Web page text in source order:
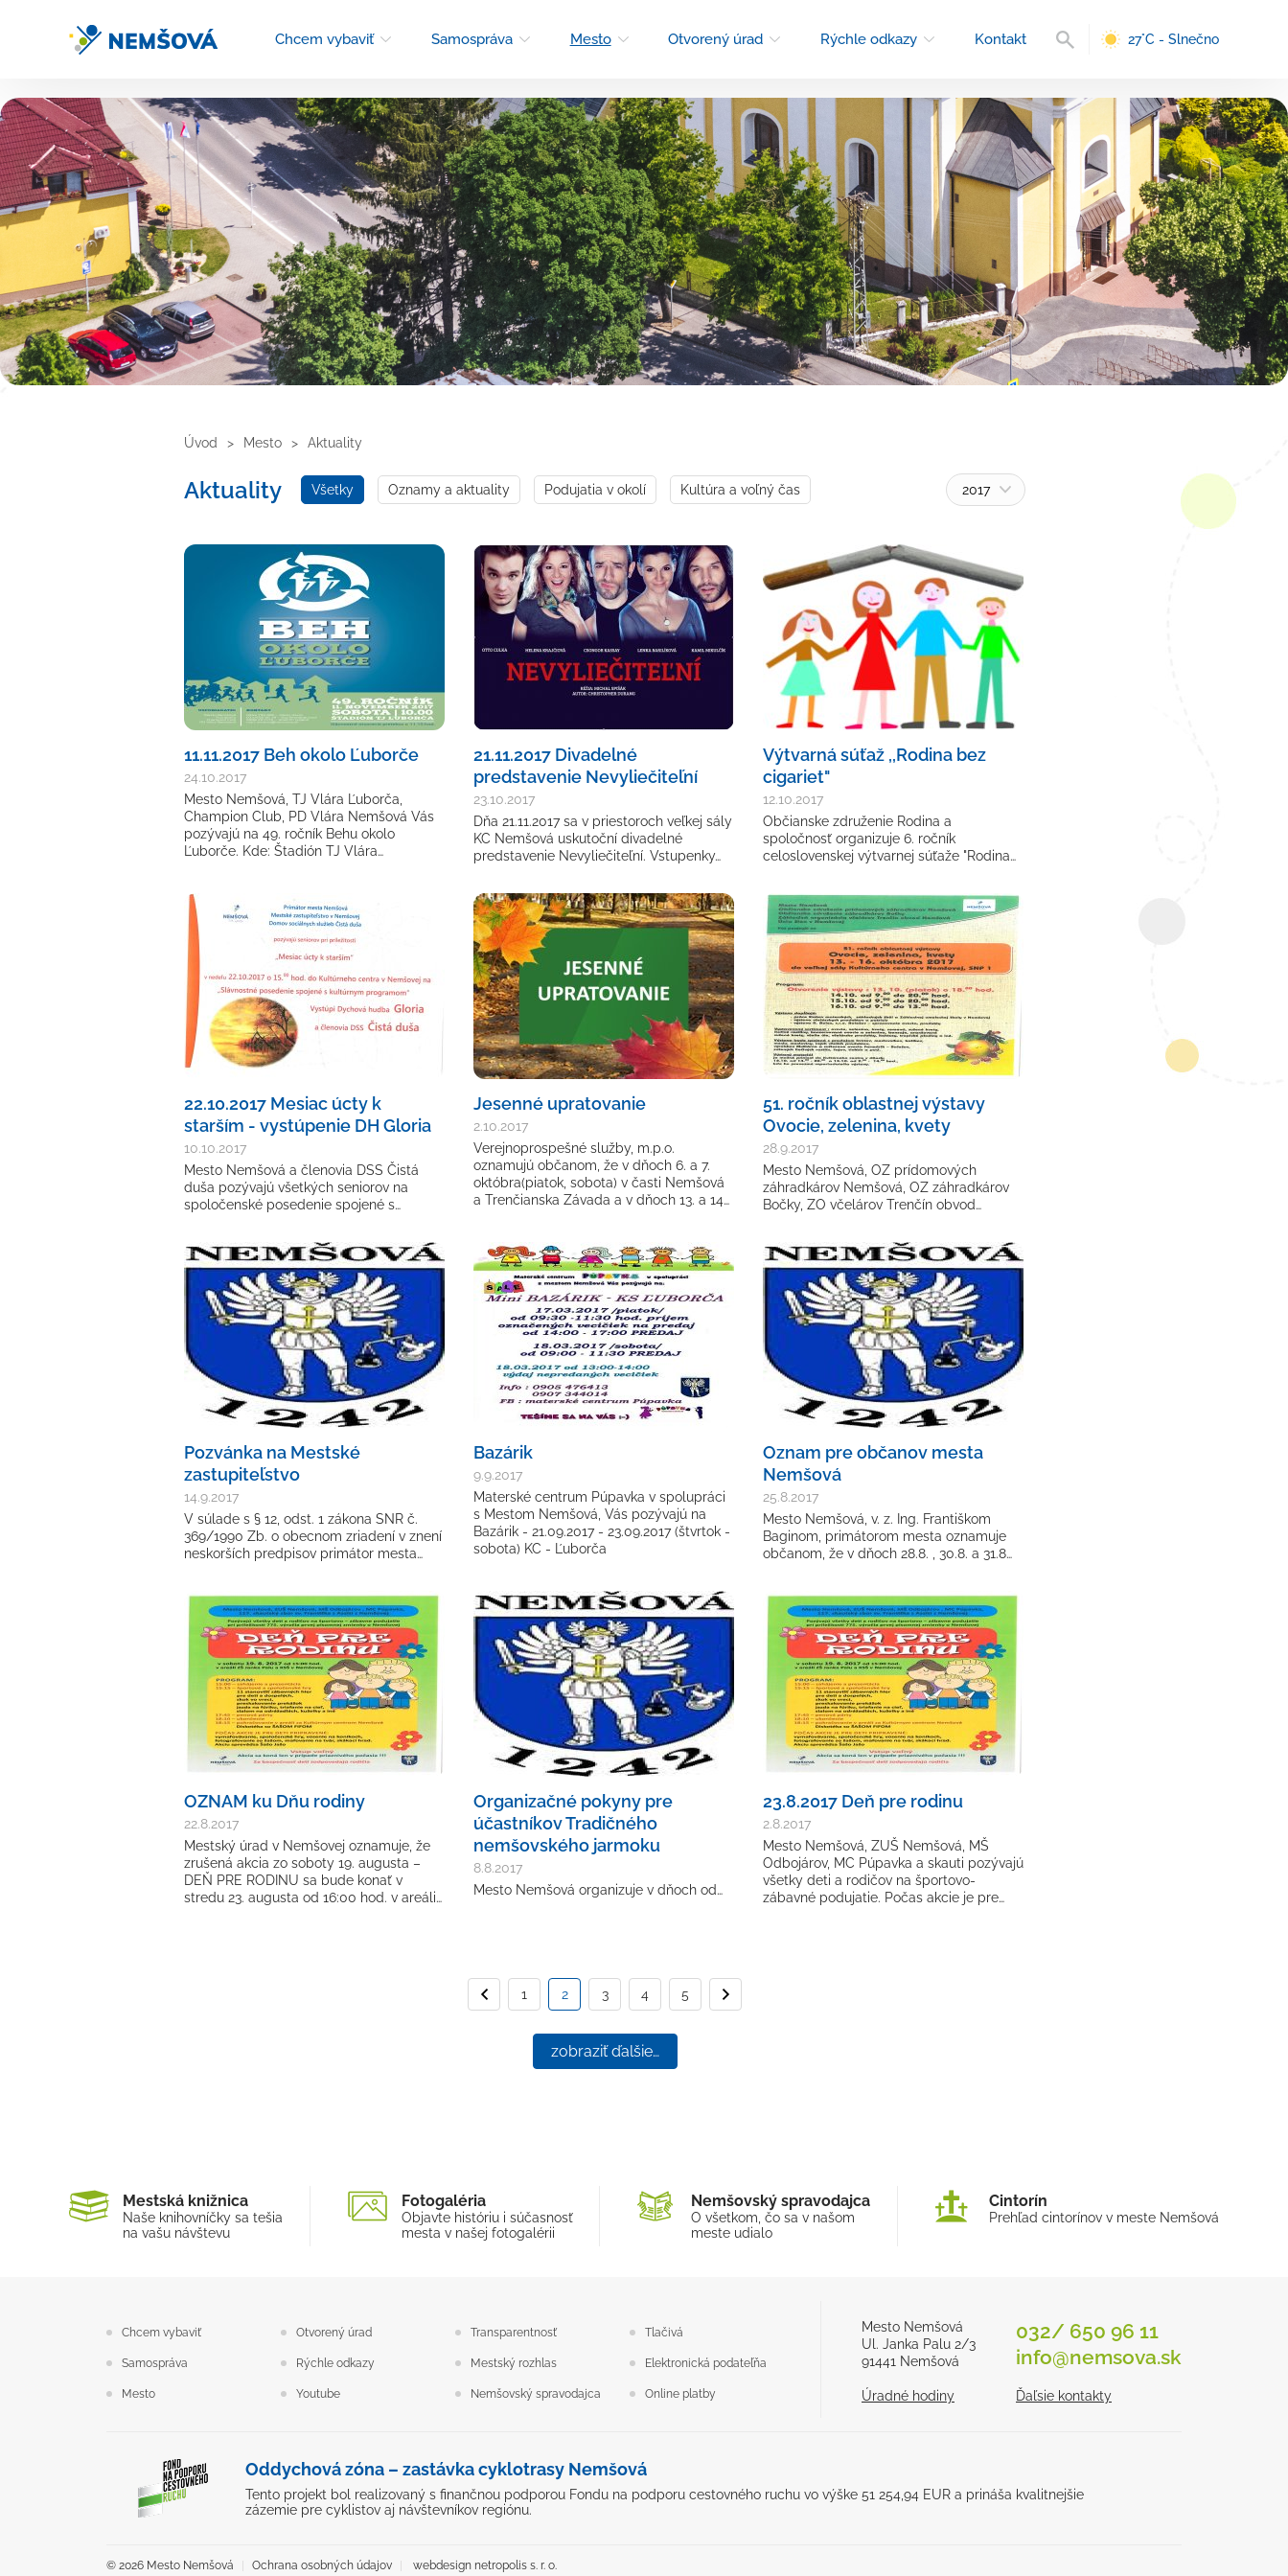
Chcem vybaviť Samospráva Mesto Otvorený úrad Rýchle odkazy Kontakt Vyhľadávanie
27°C - Slnečno
Úvod Mesto Aktuality
Aktuality Všetky Oznamy a aktuality Podujatia v okolí Kultúra a voľný čas 2017
11.11.2017 Beh okolo Ľuborče
24.10.2017
Mesto Nemšová, TJ Vlára Ľuborča,
Champion Club, PD Vlára Nemšová Vás
pozývajú na 49. ročník Behu okolo
Ľuborče. Kde: Štadión TJ Vlára…
21.11.2017 Divadelné
predstavenie Nevyliečiteľní
23.10.2017
Dňa 21.11.2017 sa v priestoroch veľkej sály
KC Nemšová uskutoční divadelné
predstavenie Nevyliečiteľní. Vstupenky…
Výtvarná súťaž ,,Rodina bez
cigariet"
12.10.2017
Občianske združenie Rodina a
spoločnosť organizuje 6. ročník
celoslovenskej výtvarnej súťaže "Rodina…
22.10.2017 Mesiac úcty k
starším - vystúpenie DH Gloria
10.10.2017
Mesto Nemšová a členovia DSS Čistá
duša pozývajú všetkých seniorov na
spoločenské posedenie spojené s…
Jesenné upratovanie
2.10.2017
Verejnoprospešné služby, m.p.o.
oznamujú občanom, že v dňoch 6. a 7.
októbra(piatok, sobota) v časti Nemšová
a Trenčianska Závada a v dňoch 13. a 14…
51. ročník oblastnej výstavy
Ovocie, zelenina, kvety
28.9.2017
Mesto Nemšová, OZ prídomových
záhradkárov Nemšová, OZ záhradkárov
Bočky, ZO včelárov Trenčín obvod…
Pozvánka na Mestské
zastupiteľstvo
14.9.2017
V súlade s § 12, odst. 1 zákona SNR č.
369/1990 Zb. o obecnom zriadení v znení
neskorších predpisov primátor mesta…
Bazárik
9.9.2017
Materské centrum Púpavka v spolupráci
s Mestom Nemšová, Vás pozývajú na
Bazárik - 21.09.2017 - 23.09.2017 (štvrtok -
sobota) KC - Ľuborča
Oznam pre občanov mesta
Nemšová
25.8.2017
Mesto Nemšová, v. z. Ing. Františkom
Baginom, primátorom mesta oznamuje
občanom, že v dňoch 28.8. , 30.8. a 31.8…
OZNAM ku Dňu rodiny
22.8.2017
Mestský úrad v Nemšovej oznamuje, že
zrušená akcia zo soboty 19. augusta –
DEŇ PRE RODINU sa bude konať v
stredu 23. augusta od 16:00 hod. v areáli…
Organizačné pokyny pre
účastníkov Tradičného
nemšovského jarmoku
8.8.2017
Mesto Nemšová organizuje v dňoch od…
23.8.2017 Deň pre rodinu
2.8.2017
Mesto Nemšová, ZUŠ Nemšová, MŠ
Odbojárov, MC Púpavka a skauti pozývajú
všetky deti a rodičov na športovo-
zábavné podujatie. Počas akcie je pre…
Predchádzajúca strana
1 2 3 4 5
zobraziť ďalšie…
Mestská knižnica
Naše knihovníčky sa tešia
na vašu návštevu
Fotogaléria
Objavte históriu i súčasnosť
mesta v našej fotogalérii
Nemšovský spravodajca
O všetkom, čo sa v našom
meste udialo
Cintorín
Prehľad cintorínov v meste Nemšová
Chcem vybaviť Otvorený úrad Transparentnosť Tlačivá
Samospráva Rýchle odkazy Mestský rozhlas Elektronická podateľňa
Mesto Youtube Nemšovský spravodajca Online platby
Mesto Nemšová
Ul. Janka Palu 2/3
91441 Nemšová
Úradné hodiny
032/ 650 96 11
info@nemsova.sk
Ďaľsie kontakty
Oddychová zóna – zastávka cyklotrasy Nemšová
Tento projekt bol realizovaný s finančnou podporou Fondu na podporu cestovného ruchu vo výške 51 254,94 EUR a prináša kvalitnejšie
zázemie pre cyklistov aj návštevníkov regiónu.
© 2026 Mesto Nemšová Ochrana osobných údajov webdesign netropolis s. r. o.